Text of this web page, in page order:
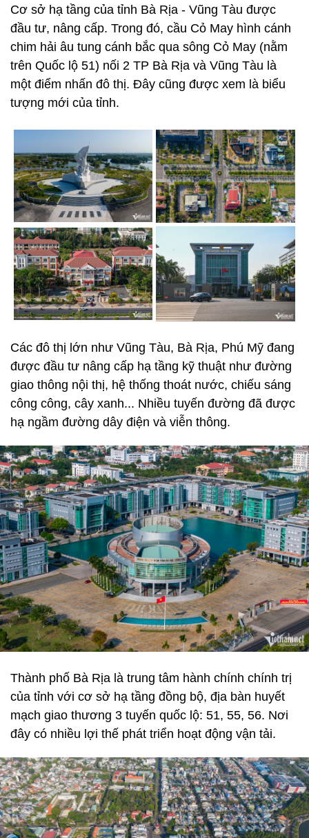
Cơ sở hạ tầng của tỉnh Bà Rịa - Vũng Tàu được
đầu tư, nâng cấp. Trong đó, cầu Cỏ May hình cánh
chim hải âu tung cánh bắc qua sông Cỏ May (nằm
trên Quốc lộ 51) nối 2 TP Bà Rịa và Vũng Tàu là
một điểm nhấn đô thị. Đây cũng được xem là biểu
tượng mới của tỉnh.
Các đô thị lớn như Vũng Tàu, Bà Rịa, Phú Mỹ đang
được đầu tư nâng cấp hạ tầng kỹ thuật như đường
giao thông nội thị, hệ thống thoát nước, chiếu sáng
công công, cây xanh... Nhiều tuyến đường đã được
hạ ngầm đường dây điện và viễn thông.
Thành phố Bà Rịa là trung tâm hành chính chính trị
của tỉnh với cơ sở hạ tầng đồng bộ, địa bàn huyết
mạch giao thương 3 tuyến quốc lộ: 51, 55, 56. Nơi
đây có nhiều lợi thế phát triển hoạt động vận tải.